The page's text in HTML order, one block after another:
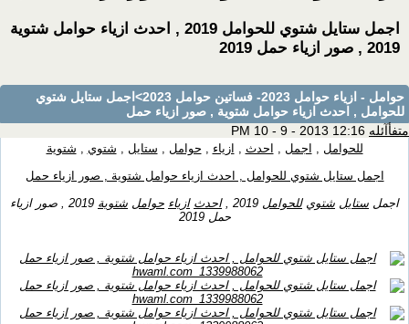
اجمل ستايل شتوي للحوامل 2019 , احدث ازياء حوامل شتوية
2019 , صور ازياء حمل 2019
حوامل - ازياء حوامل 2023- فساتين حوامل 2023
>اجمل ستايل شتوي
للحوامل , احدث ازياء حوامل شتوية , صور ازياء حمل
متفأآئله
للحوامل , اجمل , احدث , ازياء , حوامل , ستايل , شتوي , شتوية
اجمل ستايل شتوي للحوامل , احدث ازياء حوامل شتوية , صور ازياء حمل
اجمل ستايل شتوي للحوامل احدث ازياء حوامل شتوية
2019 , صور ازياء
حمل 2019